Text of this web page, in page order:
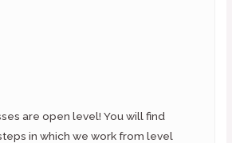
are open level! You will find
in which we work from level